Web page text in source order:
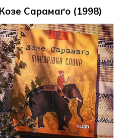
Сарамаґо (1998)